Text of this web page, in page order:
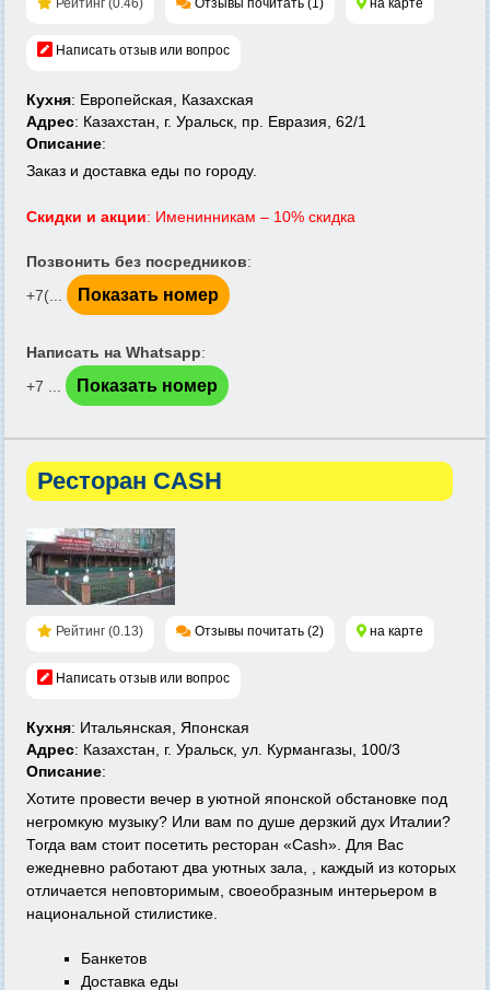
Рейтинг (0.46) Отзывы почитать (1) на карте
Написать отзыв или вопрос
Кухня: Европейская, Казахская
Адрес: Казахстан, г. Уральск, пр. Евразия, 62/1
Описание:
Заказ и доставка еды по городу.
Скидки и акции: Именинникам – 10% скидка
Позвонить без посредников:
+7(...
Показать номер
Написать на Whatsapp:
+7 ...
Показать номер
Ресторан CASH
Рейтинг (0.13) Отзывы почитать (2) на карте
Написать отзыв или вопрос
Кухня: Итальянская, Японская
Адрес: Казахстан, г. Уральск, ул. Курмангазы, 100/3
Описание:
Хотите провести вечер в уютной японской обстановке под
негромкую музыку? Или вам по душе дерзкий дух Италии?
Тогда вам стоит посетить ресторан «Cash». Для Вас
ежедневно работают два уютных зала, , каждый из которых
отличается неповторимым, своеобразным интерьером в
национальной стилистике.
Банкетов
Доставка еды